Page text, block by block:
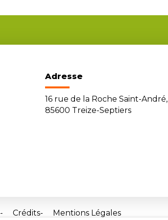
Adresse
16 rue de la Roche Saint-André,
85600 Treize-Septiers
Crédits Mentions Légales